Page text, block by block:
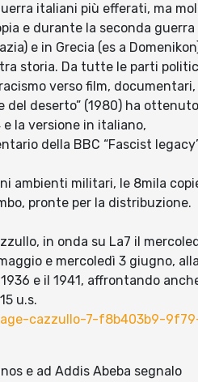
italiani più efferati, ma
e durante la seconda guerra
e in Grecia (es a
storia. Da tutte le parti
verso film, documentari,
del deserto” (1980) ha ottenuto
la versione in italiano,
della BBC “Fascist
ambienti militari, le 8mila
pronte per la distribuzione.
in onda su La7 il
e mercoledì 3 giugno, alla
e il 1941, affrontando
u.s.
cazzullo-7-f8b403b9-
e ad Addis Abeba segnalo